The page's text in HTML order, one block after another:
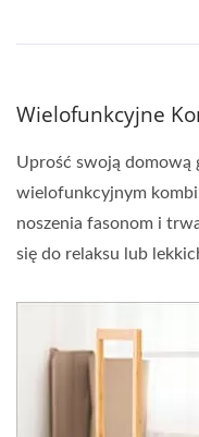
Wielofunkcyjne
Uprość swoją domową
wielofunkcyjnym
noszenia fasonom i
się do relaksu lub